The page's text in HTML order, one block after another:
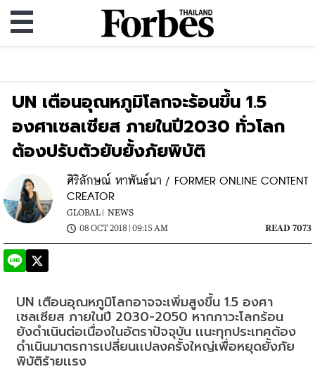
UN เตือนอุณหภูมิโลกจะร้อนขึ้น 1.5
องศาเซลเซียส ภายในปี2030 ทั่วโลก
ต้องปรับตัวยับยั้งภัยพิบัติ
ศิริลักษณ์ หาพันธ์นา / FORMER ONLINE CONTENT
CREATOR
GLOBAL |
NEWS
08 OCT 2018 | 09:15 AM
READ 7073
UN เตือนอุณหภูมิโลกอาจจะเพิ่มสูงขึ้น 1.5 องศา
เซลเซียส ภายในปี 2030-2050 หากภาวะโลกร้อน
ยังดำเนินต่อเนื่องในอัตราปัจจุบัน เเนะทุกประเทศต้อง
ดำเนินมาตรการเปลี่ยนเเปลงครั้งใหญ่เพื่อหยุดยั้งภัย
พิบัติร้ายเเรง